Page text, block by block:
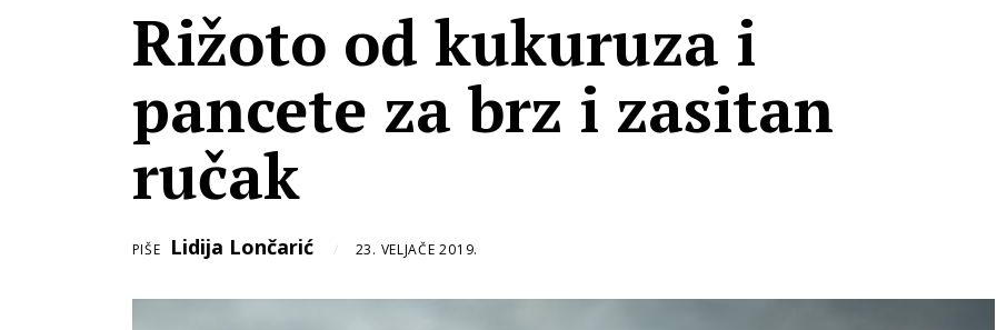
Rižoto od kukuruza i
pancete za brz i zasitan
ručak
PIŠE Lidija Lončarić 23. VELJAČE 2019.